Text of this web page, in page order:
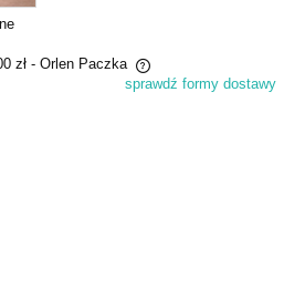
zł - Orlen Paczka
kosztów płatnościsprawdź formy dostawy